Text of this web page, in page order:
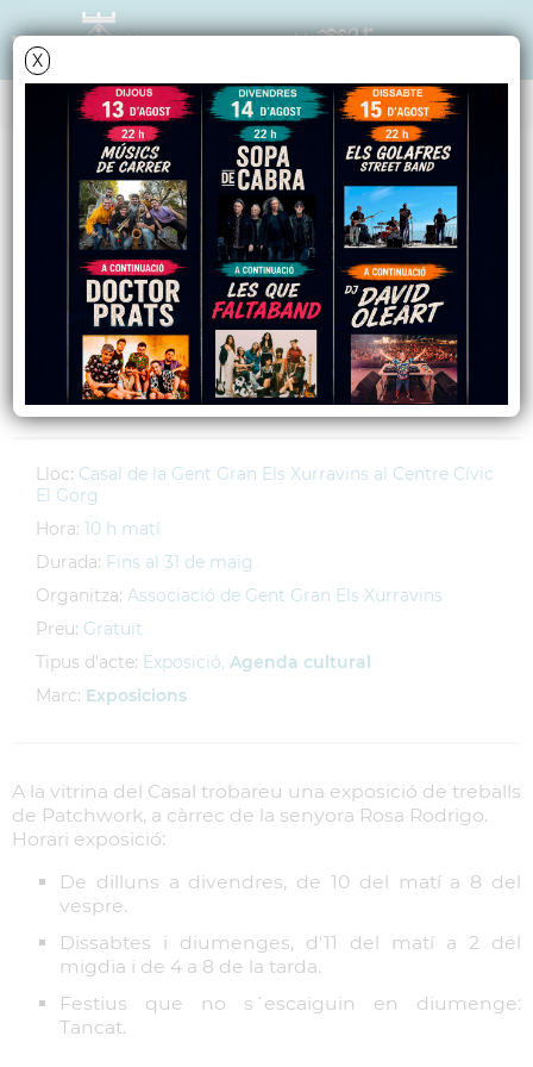
X
AGENDA
Dimarts29 maig 2007
Exposició de treballs
de Patchwork
Fins al 31 de maig
Lloc: Casal de la Gent Gran Els Xurravins al Centre Cívic
El Gorg
Hora: 10 h matí
Durada: Fins al 31 de maig
Organitza: Associació de Gent Gran Els Xurravins
Preu: Gratuït
Tipus d'acte: Exposició, Agenda cultural
Marc: Exposicions
A la vitrina del Casal trobareu una exposició de treballs
de Patchwork, a càrrec de la senyora Rosa Rodrigo.
Horari exposició:
De dilluns a divendres, de 10 del matí a 8 del
vespre.
Dissabtes i diumenges, d'11 del matí a 2 del
migdia i de 4 a 8 de la tarda.
Festius que no s´escaiguin en diumenge:
Tancat.